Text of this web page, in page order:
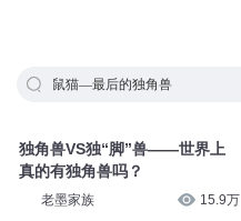
鼠猫—最后的独角兽
独角兽VS独“脚”兽——世界上
真的有独角兽吗？
老墨家族 15.9万